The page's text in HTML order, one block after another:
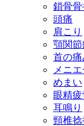
鎖骨骨
頭痛
肩こり
顎関節
首の痛
メニ
めまい
眼精疲
耳鳴り
頸椎